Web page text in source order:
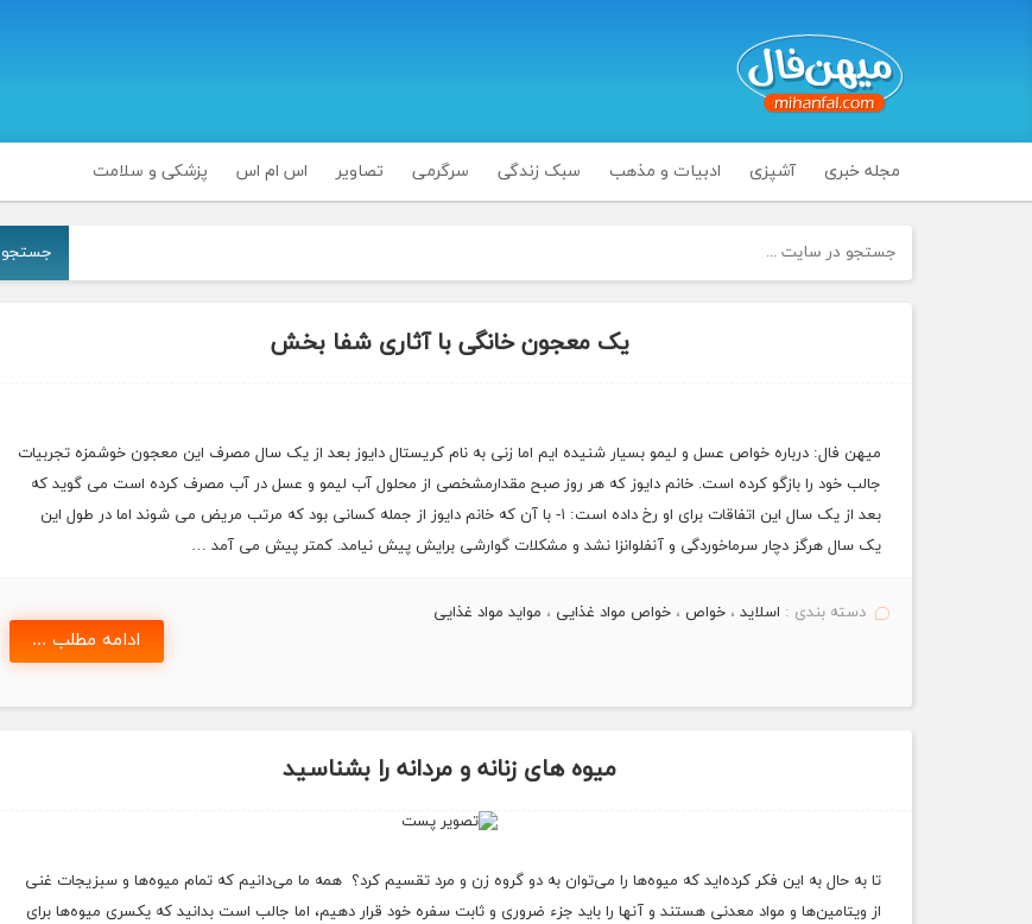
مجله خبری آشپزی ادبیات و مذهب سبک زندگی سرگرمی تصاویر اس ام اس پزشکی و سلامت
جستجو
یک معجون خانگی با آثاری شفا بخش
میهن فال: درباره خواص عسل و لیمو بسیار شنیده ایم اما زنی به نام کریستال دایوز بعد از یک سال مصرف این معجون خوشمزه تجربیات
جالب خود را بازگو کرده است. خانم دایوز که هر روز صبح مقدارمشخصی از محلول آب لیمو و عسل در آب مصرف کرده است می گوید که
بعد از یک سال این اتفاقات برای او رخ داده است: ۱- با آن که خانم دایوز از جمله کسانی بود که مرتب مریض می شوند اما در طول این
یک سال هرگز دچار سرماخوردگی و آنفلوانزا نشد و مشکلات گوارشی برایش پیش نیامد. کمتر پیش می آمد …
دسته بندی : اسلاید ،خواص ،خواص مواد غذایی ، مواید مواد غذایی
ادامه مطلب ...
میوه های زنانه و مردانه را بشناسید
تا به حال به این فکر کرده‌اید که میوه‌ها را می‌توان به دو گروه زن و مرد تقسیم کرد؟ همه ما می‌دانیم که تمام میوه‌ها و سبزیجات غنی
از ویتامین‌ها و مواد معدنی هستند و آنها را باید جزء ضروری و ثابت سفره خود قرار دهیم، اما جالب است بدانید که یکسری میوه‌ها برای